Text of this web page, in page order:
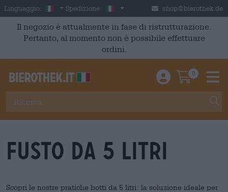
Skip to main content
Linguaggio: Italian
Spedizione: Italia shop@bierothek.de
Il negozio è attualmente in fase di ristrutturazione.
Pertanto, al momento non è possibile effettuare
ordini.
Einloggen /
0
Fusto da 5 litri
Scopri le nostre pratiche botti da 5 litri: la soluzione ideale per